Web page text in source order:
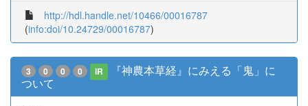
http://hdl.handle.net/10466/00016787
(info:doi/10.24729/00016787)
3 0 0 0 IR
『神農本草経』にみえる「鬼」に
ついて